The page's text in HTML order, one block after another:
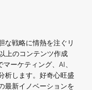
な戦略に情熱を注ぐリ
上のコンテンツ作成
ーケティング、AI、
析します。好奇心旺盛
最新イノベーションを